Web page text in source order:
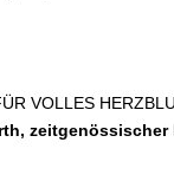
VOLLES